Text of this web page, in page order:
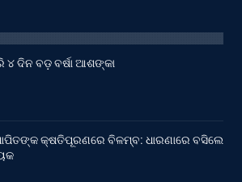
୪ ଦିନ ବଡ଼ ବର୍ଷା ଆଶଙ୍କା
କ୍ଷତିପୂରଣରେ ବିଳମ୍ବ: ଧାରଣାରେ ବସିଲେ